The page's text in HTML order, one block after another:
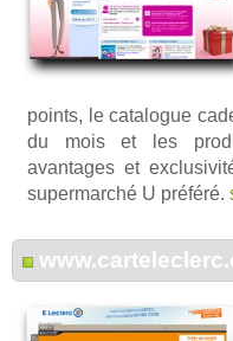
points, le catalogue
du mois et les
avantages et
supermarché U préféré.